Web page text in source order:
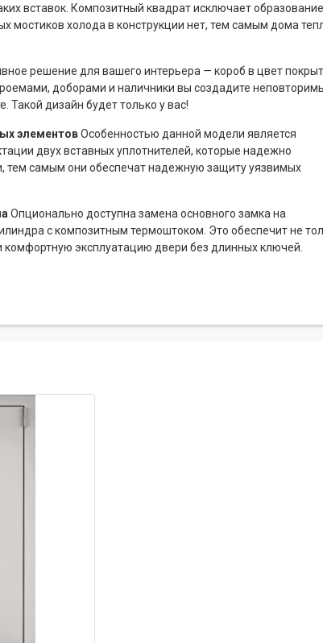
вставок. Композитный квадрат исключает образование
мостиков холода в конструкции нет, тем самым дома
решение для вашего интерьера — короб в цвет
доборами и наличники вы создадите
Такой дизайн будет только у вас!
элементовОсобенностью данной модели является
двух вставных уплотнителей, которые надежно
тем самым они обеспечат надежную защиту уязвимых
Опционально доступна замена основного замка на
с композитным термоштоком. Это обеспечит не
комфортную эксплуатацию двери без длинных ключей.